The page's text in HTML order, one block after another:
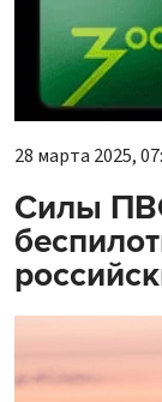
28 марта 2025,
Силы